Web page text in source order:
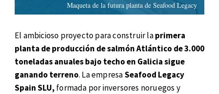
Maqueta de la futura planta de Seafood Legacy
El ambicioso proyecto para construir laprimera
planta de producción de salmón Atlántico de 3.000
toneladas anuales bajo techo en Galicia sigue
ganando terreno. La empresaSeafood Legacy
Spain SLU, formada por inversores noruegos y